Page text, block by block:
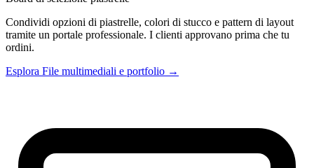
Condividi opzioni di piastrelle, colori di stucco e pattern di layout
tramite un portale professionale. I clienti approvano prima che tu
ordini.
Esplora File multimediali e portfolio →